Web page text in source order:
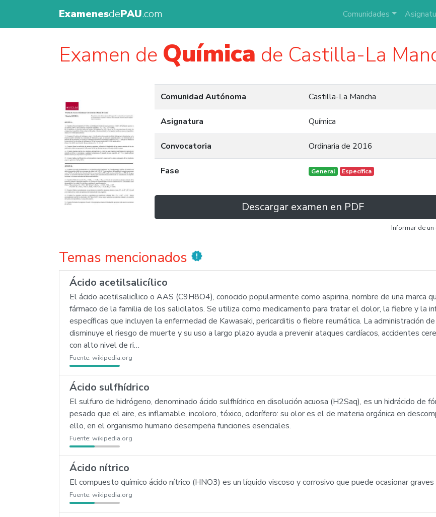
ExamenesdePAU.com Comunidades
Examen de Química de Castilla-La
Comunidad Autónoma Castilla-La Mancha
Asignatura Química
Convocatoria Ordinaria de 2016
Fase General Específica
Descargar examen en PDF
Informar de
Temas mencionados new_releases
Ácido acetilsalicílico
El ácido acetilsalicílico o AAS (C9H8O4), conocido popularmente como aspirina, nombre de una marca
fármaco de la familia de los salicilatos. Se utiliza como medicamento para tratar el dolor, la fiebre y la
específicas que incluyen la enfermedad de Kawasaki, pericarditis o fiebre reumática. La administración
disminuye el riesgo de muerte y su uso a largo plazo ayuda a prevenir ataques cardíacos, accidentes
con alto nivel de ri…
Fuente: wikipedia.org
Ácido sulfhídrico
El sulfuro de hidrógeno, denominado ácido sulfhídrico en disolución acuosa (H2Saq), es un hidrácido de
pesado que el aire, es inflamable, incoloro, tóxico, odorífero: su olor es el de materia orgánica en
ello, en el organismo humano desempeña funciones esenciales.
Fuente: wikipedia.org
Ácido nítrico
El compuesto químico ácido nítrico (HNO3) es un líquido viscoso y corrosivo que puede ocasionar
Fuente: wikipedia.org